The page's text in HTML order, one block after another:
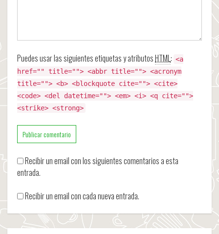
Puedes usar las siguientes etiquetas y atributosHTML: <a
href="" title=""> <abbr title=""> <acronym
title=""> <b> <blockquote cite=""> <cite>
<code> <del datetime=""> <em> <i> <q cite="">
<strike> <strong>
Recibir un email con los siguientes comentarios a esta
entrada.
Recibir un email con cada nueva entrada.